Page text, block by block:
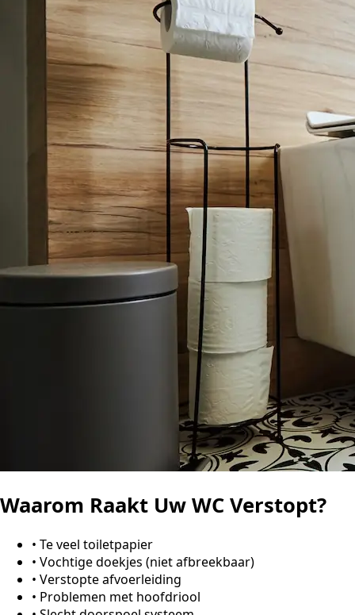
Waarom Raakt Uw WC Verstopt?
• Te veel toiletpapier
• Vochtige doekjes (niet afbreekbaar)
• Verstopte afvoerleiding
• Problemen met hoofdriool